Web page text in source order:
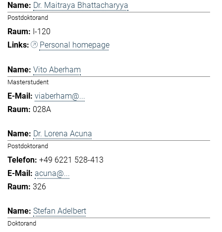
Dr. Maitraya Bhattacharyya
Postdoktorand
I-120
Personal homepage
Vito Aberham
Masterstudent
viaberham@...
028A
Dr. Lorena Acuna
Postdoktorand
+49 6221 528-413
acuna@...
326
Stefan Adelbert
Doktorand